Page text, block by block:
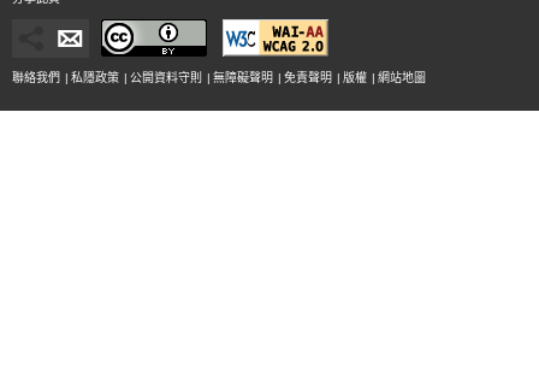
聯絡我們 | 私隱政策 | 公開資料守則 | 無障礙聲明 | 免責聲明 | 版權 | 網站地圖